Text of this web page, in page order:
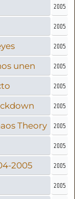
2005
2005
2005
unen 2005
2005
2005
Theory 2005
2005
2005 2005
2005